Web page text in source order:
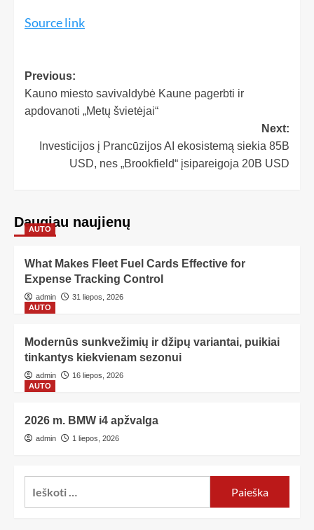
Source link
Previous:
Kauno miesto savivaldybė Kaune pagerbti ir
apdovanoti „Metų švietėjai“
Next:
Investicijos į Prancūzijos AI ekosistemą siekia 85B
USD, nes „Brookfield“ įsipareigoja 20B USD
Daugiau naujienų
AUTO
What Makes Fleet Fuel Cards Effective for
Expense Tracking Control
admin
31 liepos, 2026
AUTO
Modernūs sunkvežimių ir džipų variantai, puikiai
tinkantys kiekvienam sezonui
admin
16 liepos, 2026
AUTO
2026 m. BMW i4 apžvalga
admin 1 liepos, 2026